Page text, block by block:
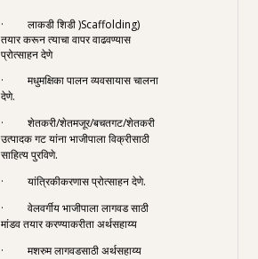
· लाकडी शिडी )Scaffolding)
तयार करून त्याचा वापर वाढवण्यास
प्रोत्साहन देणे
· मधुमक्षिका पालन व्यवसायास चालना
देणे.
· शेतकरी/शेतमजूर/बचतगट/शेतकरी
उत्पादक गट यांना भाजीपाला विक्रीसाठी
साहित्य पुरविणे.
· यांत्रिकीकरणास प्रोत्साहन देणे.
· वेलवर्गीय भाजीपाला लागवड साठी
मांडव तयार करण्याकरीता अर्थसहाय्य
· मशरुम लागवडसाठी अर्थसहाय्य